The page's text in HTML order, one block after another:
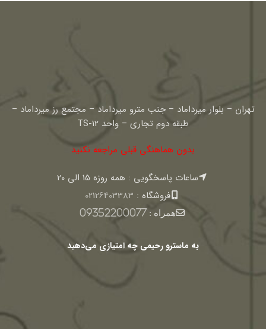
تهران – بلوار میرداماد – جنب مترو میرداماد – مجتمع رز میرداماد –
طبقه دوم تجاری – واحد TS-12
بدون هماهنگی قبلی مراجعه نکنید
ساعات پاسخگویی : همه روزه 15 الی 20
فروشگاه : 02126403383
همراه :09352200077
به ماسترو رحیمی چه امتیازی می‌دهید